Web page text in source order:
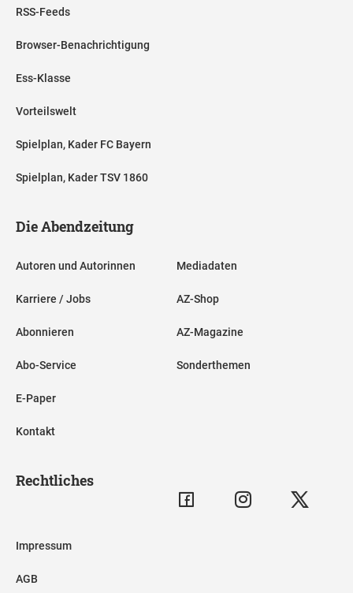
RSS-Feeds
Browser-Benachrichtigung
Ess-Klasse
Vorteilswelt
Spielplan, Kader FC Bayern
Spielplan, Kader TSV 1860
Die Abendzeitung
Autoren und Autorinnen
Karriere / Jobs
Abonnieren
Abo-Service
E-Paper
Kontakt
Mediadaten
AZ-Shop
AZ-Magazine
Sonderthemen
Rechtliches
Impressum
AGB